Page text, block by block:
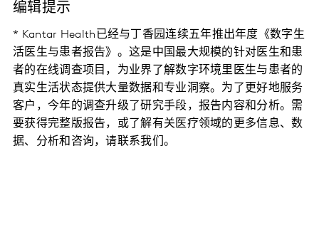
编辑提示
* Kantar Health已经与丁香园连续五年推出年度《数字生
活医生与患者报告》。这是中国最大规模的针对医生和患
者的在线调查项目，为业界了解数字环境里医生与患者的
真实生活状态提供大量数据和专业洞察。为了更好地服务
客户，今年的调查升级了研究手段，报告内容和分析。需
要获得完整版报告，或了解有关医疗领域的更多信息、数
据、分析和咨询，请联系我们。